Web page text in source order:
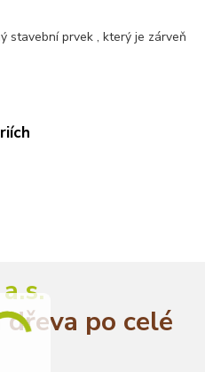
stavební prvek , který je zárveň
po celé